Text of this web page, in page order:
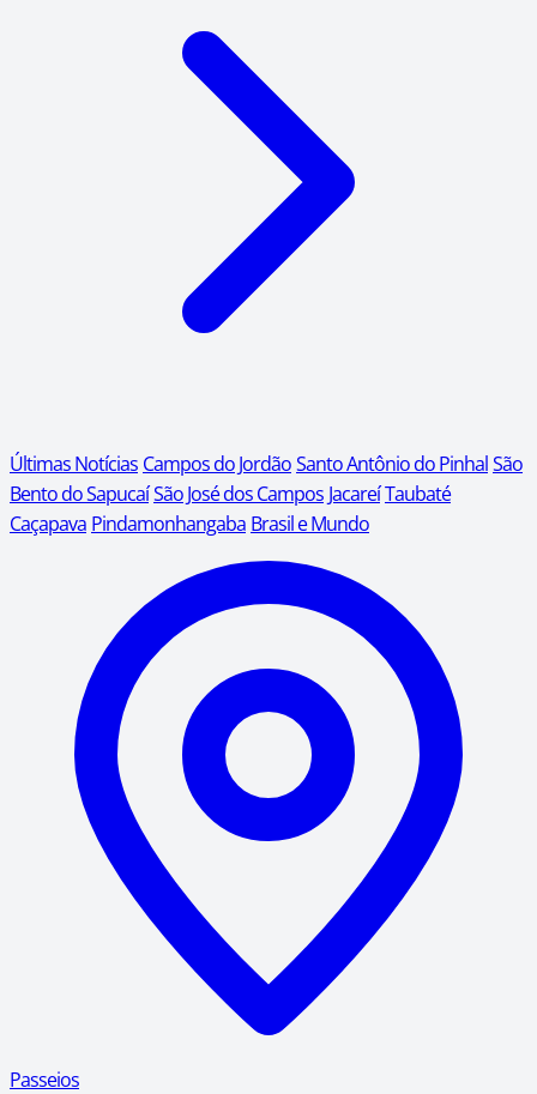
Últimas Notícias Campos do JordãoSanto Antônio do PinhalSão
Bento do SapucaíSão José dos Campos JacareíTaubaté
Caçapava Pindamonhangaba Brasil e Mundo
Passeios